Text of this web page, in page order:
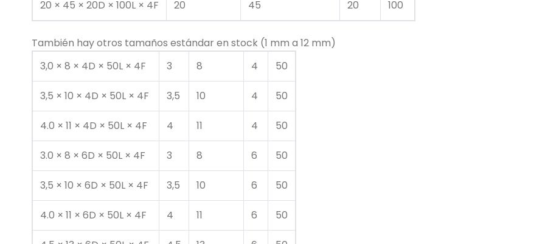
20 × 45 × 20D × 100L × 4F 20 45 20 100
También hay otros tamaños estándar en stock (1 mm a 12 mm)
3,0 × 8 × 4D × 50L × 4F
3 8 4 50
3,5 × 10 × 4D × 50L × 4F 3,5 10 4 50
4.0 × 11 × 4D × 50L × 4F 4 11 4 50
3.0 × 8 × 6D × 50L × 4F 3 8 6 50
3,5 × 10 × 6D × 50L × 4F 3,5 10 6 50
4.0 × 11 × 6D × 50L × 4F 4 11 6 50